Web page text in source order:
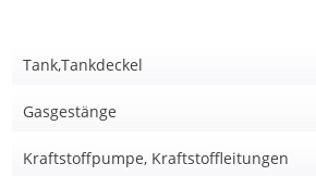
Tank,Tankdeckel
Gasgestänge
Kraftstoffpumpe, Kraftstoffleitungen